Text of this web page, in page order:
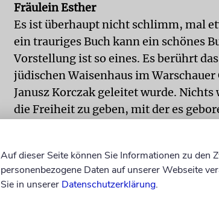
Fräulein Esther
Es ist überhaupt nicht schlimm, mal
ein trauriges Buch kann ein schönes
Vorstellung ist so eines. Es berührt
jüdischen Waisenhaus im
Janusz Korczak geleitet wurde.
die Freiheit zu geben, mit der es
Waisenhaus Kinder wie Erwachsene,
trotzen. Eines Tages brachte ein
Haus und den Vorschlag, es mit den
Auf dieser Seite können Sie Informationen zu den
personenbezogene Daten auf unserer Webseite
Sie in unserer Datenschutzerklärung.